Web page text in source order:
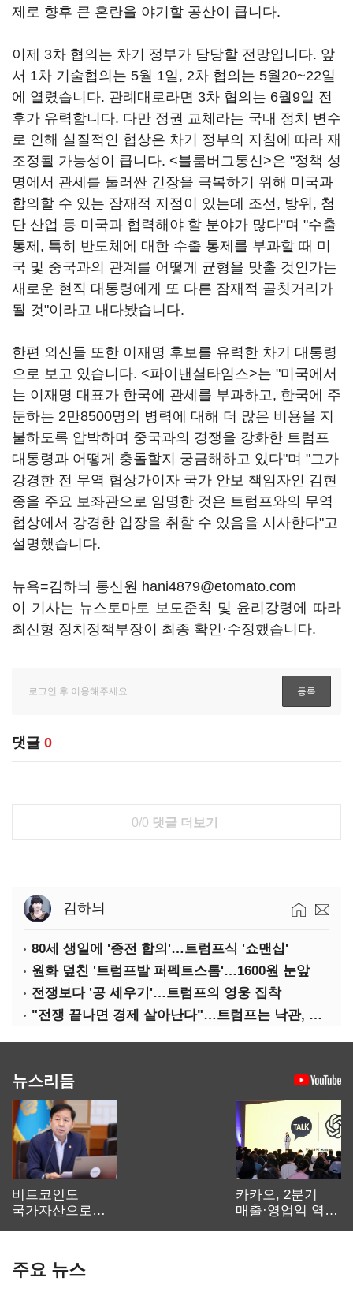
제로 향후 큰 혼란을 야기할 공산이 큽니다.
이제 3차 협의는 차기 정부가 담당할 전망입니다. 앞
서 1차 기술협의는 5월 1일, 2차 협의는 5월20~22일
에 열렸습니다. 관례대로라면 3차 협의는 6월9일 전
후가 유력합니다. 다만 정권 교체라는 국내 정치 변수
로 인해 실질적인 협상은 차기 정부의 지침에 따라 재
조정될 가능성이 큽니다. <블룸버그통신>은 "정책 성
명에서 관세를 둘러싼 긴장을 극복하기 위해 미국과
합의할 수 있는 잠재적 지점이 있는데 조선, 방위, 첨
단 산업 등 미국과 협력해야 할 분야가 많다"며 "수출
통제, 특히 반도체에 대한 수출 통제를 부과할 때 미
국 및 중국과의 관계를 어떻게 균형을 맞출 것인가는
새로운 현직 대통령에게 또 다른 잠재적 골칫거리가
될 것"이라고 내다봤습니다.
한편 외신들 또한 이재명 후보를 유력한 차기 대통령
으로 보고 있습니다. <파이낸셜타임스>는 "미국에서
는 이재명 대표가 한국에 관세를 부과하고, 한국에 주
둔하는 2만8500명의 병력에 대해 더 많은 비용을 지
불하도록 압박하며 중국과의 경쟁을 강화한 트럼프
대통령과 어떻게 충돌할지 궁금해하고 있다"며 "그가
강경한 전 무역 협상가이자 국가 안보 책임자인 김현
종을 주요 보좌관으로 임명한 것은 트럼프와의 무역
협상에서 강경한 입장을 취할 수 있음을 시사한다"고
설명했습니다.
뉴욕=김하늬 통신원 hani4879@etomato.com
이 기사는 뉴스토마토 보도준칙 및 윤리강령에 따라
최신형 정치정책부장이 최종 확인·수정했습니다.
댓글 0
0/0 댓글 더보기
김하늬
80세 생일에 '종전 합의'…트럼프식 '쇼맨십'
원화 덮친 '트럼프발 퍼펙트스톰'…1600원 눈앞
전쟁보다 '공 세우기'…트럼프의 영웅 집착
"전쟁 끝나면 경제 살아난다"…트럼프는 낙관, 미국인은 싸늘
뉴스리듬
비트코인도
국가자산으로…'
카카오, 2분기
매출·영업익 역대
주요 뉴스